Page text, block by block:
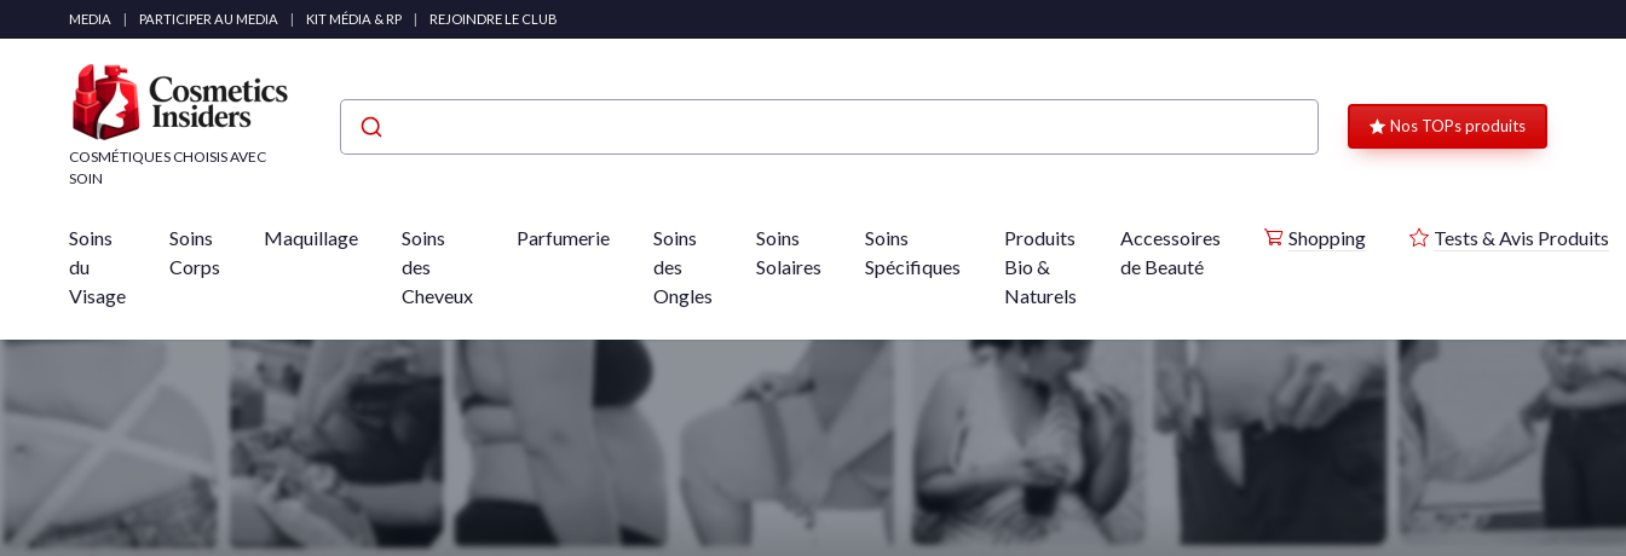
MEDIA | PARTICIPER AU MEDIA | KIT MÉDIA & RP | REJOINDRE LE CLUB
COSMÉTIQUES CHOISIS AVEC
SOIN
Nos TOPs produits
Soins
du
Visage
Soins
Corps
Maquillage
Soins
des
Cheveux
Parfumerie
Soins
des
Ongles
Soins
Solaires
Soins
Spécifiques
Produits
Bio &
Naturels
Accessoires
de Beauté
Shopping Tests & Avis Produits
Panneau de gestion des cookies